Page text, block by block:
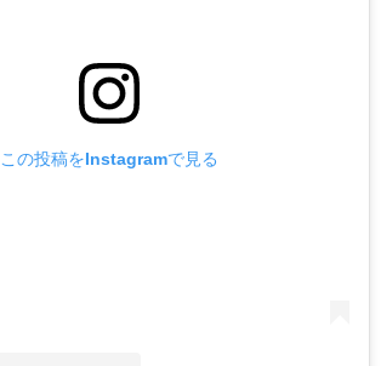
この投稿をInstagramで見る